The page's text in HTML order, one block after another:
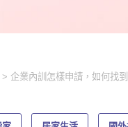
企業內訓怎樣申請，如何找